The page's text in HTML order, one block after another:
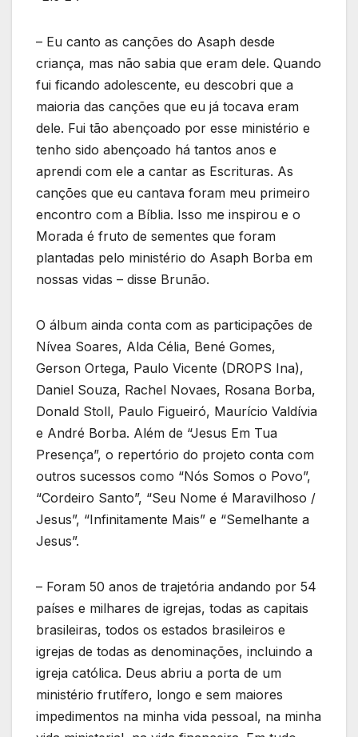
– Eu canto as canções do Asaph desde
criança, mas não sabia que eram dele. Quando
fui ficando adolescente, eu descobri que a
maioria das canções que eu já tocava eram
dele. Fui tão abençoado por esse ministério e
tenho sido abençoado há tantos anos e
aprendi com ele a cantar as Escrituras. As
canções que eu cantava foram meu primeiro
encontro com a Bíblia. Isso me inspirou e o
Morada é fruto de sementes que foram
plantadas pelo ministério do Asaph Borba em
nossas vidas – disse Brunão.
O álbum ainda conta com as participações de
Nívea Soares, Alda Célia, Bené Gomes,
Gerson Ortega, Paulo Vicente (DROPS Ina),
Daniel Souza, Rachel Novaes, Rosana Borba,
Donald Stoll, Paulo Figueiró, Maurício Valdívia
e André Borba. Além de “Jesus Em Tua
Presença”, o repertório do projeto conta com
outros sucessos como “Nós Somos o Povo”,
“Cordeiro Santo”, “Seu Nome é Maravilhoso /
Jesus”, “Infinitamente Mais” e “Semelhante a
Jesus”.
– Foram 50 anos de trajetória andando por 54
países e milhares de igrejas, todas as capitais
brasileiras, todos os estados brasileiros e
igrejas de todas as denominações, incluindo a
igreja católica. Deus abriu a porta de um
ministério frutífero, longo e sem maiores
impedimentos na minha vida pessoal, na minha